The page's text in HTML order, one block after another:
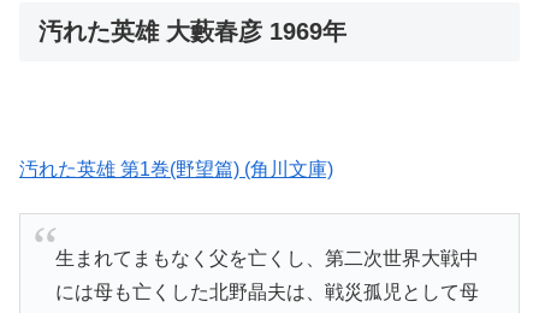
汚れた英雄 大藪春彦 1969年
汚れた英雄 第1巻(野望篇) (角川文庫)
生まれてまもなく父を亡くし、第二次世界大戦中
には母も亡くした北野晶夫は、戦災孤児として母